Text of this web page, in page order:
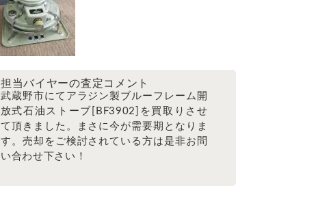
担当バイヤーの査定コメント
武蔵野市にてアラジン製ブルーフレーム開
放式石油ストーブ[BF3902]を買取りさせ
て頂きました。まさに今が需要期となりま
す。売却をご検討されている方は是非お問
い合わせ下さい！